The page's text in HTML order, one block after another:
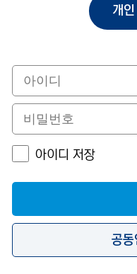
개인
개인
아이디 저장
공동